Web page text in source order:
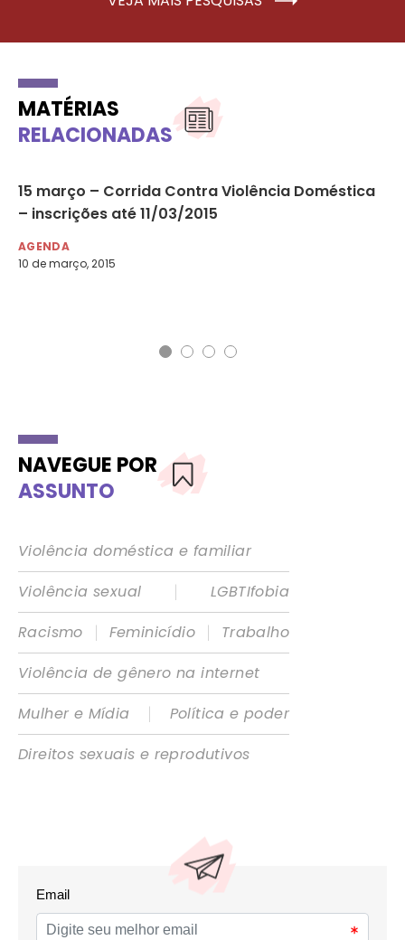
MATÉRIAS
RELACIONADAS
15 março – Corrida Contra Violência Doméstica
– inscrições até 11/03/2015
AGENDA
10 de março, 2015
NAVEGUE POR
ASSUNTO
Violência doméstica e familiar
Violência sexual
|
LGBTIfobia
Racismo
| Feminicídio |
Trabalho
Violência de gênero na internet
Mulher e Mídia
|
Política e poder
Direitos sexuais e reprodutivos